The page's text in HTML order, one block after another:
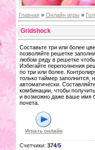
Главная» Онлайн игры »
Gridshock
Составьте три или более
позволяйте решетке
любом ряду в решетке
Избегайте переполнения
по три или более.
только таймер заполнится,
автоматически.
комбинации, чтобы
и возможно даже ваше имя
почета.
Играть онлайн
Счетчики: 374/5